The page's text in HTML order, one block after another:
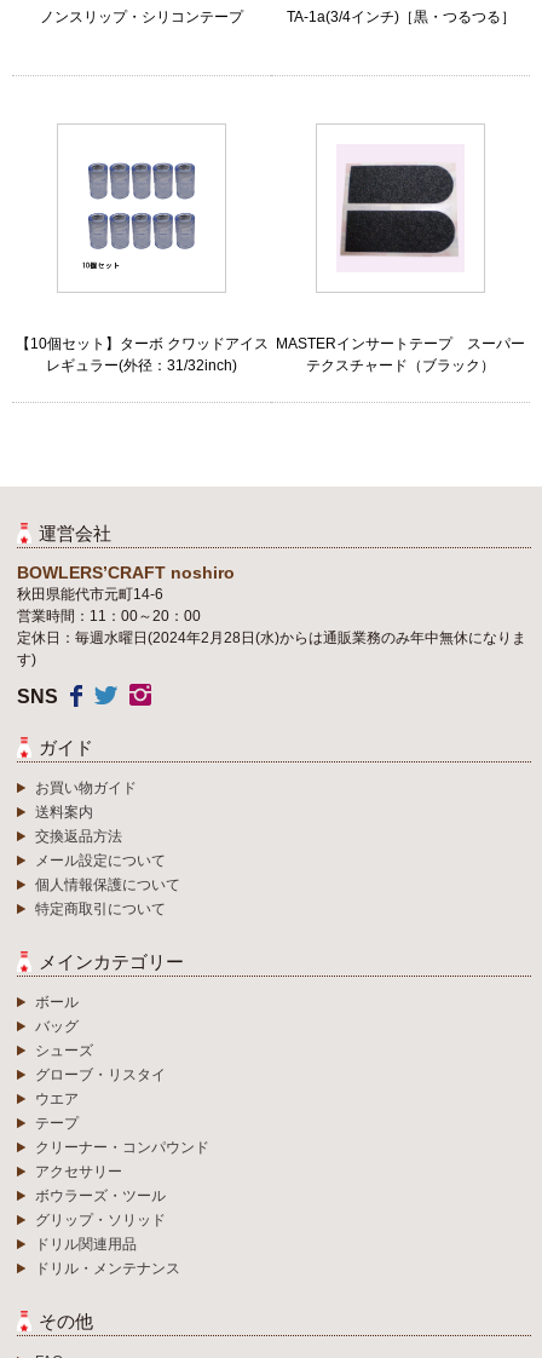
ノンスリップ・シリコンテープ TA-1a(3/4インチ)［黒・つるつる］
【10個セット】ターボ クワッドアイス
レギュラー(外径：31/32inch)
MASTERインサートテープ スーパー
テクスチャード（ブラック）
運営会社
BOWLERS’CRAFT noshiro
秋田県能代市元町14-6
営業時間：11：00～20：00
定休日：毎週水曜日(2024年2月28日(水)からは通販業務のみ年中無休になりま
す)
SNS
ガイド
お買い物ガイド
送料案内
交換返品方法
メール設定について
個人情報保護について
特定商取引について
メインカテゴリー
ボール
バッグ
シューズ
グローブ・リスタイ
ウエア
テープ
クリーナー・コンパウンド
アクセサリー
ボウラーズ・ツール
グリップ・ソリッド
ドリル関連用品
ドリル・メンテナンス
その他